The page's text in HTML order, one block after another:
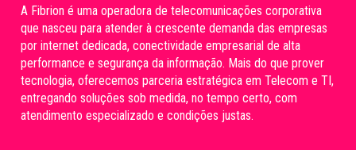
A Fibrion é uma operadora de telecomunicações corporativa
que nasceu para atender à crescente demanda das empresas
por internet dedicada, conectividade empresarial de alta
performance e segurança da informação. Mais do que prover
tecnologia, oferecemos parceria estratégica em Telecom e TI,
entregando soluções sob medida, no tempo certo, com
atendimento especializado e condições justas.